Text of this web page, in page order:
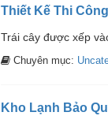
Thiết Kế Thi
Trái cây được xếp
Chuyên mục:
Kho Lạnh Bảo